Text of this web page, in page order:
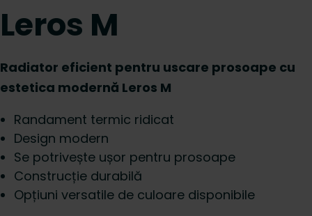
Leros M
Radiator eficient pentru uscare prosoape cu
estetica modernă Leros M
Randament termic ridicat
Design modern
Se potrivește ușor pentru prosoape
Construcție durabilă
Opțiuni versatile de culoare disponibile